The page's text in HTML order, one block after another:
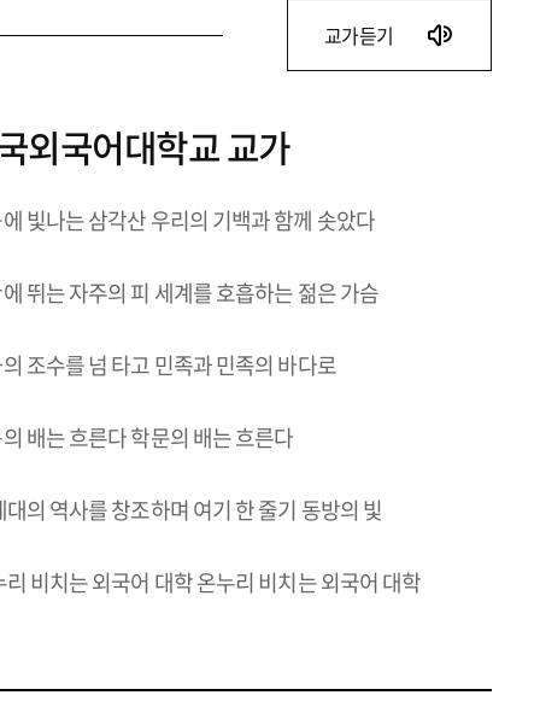
교가듣기
외국어대학교 교가
빛나는 삼각산 우리의 기백과 함께 솟았다
뛰는 자주의 피 세계를 호흡하는 젊은 가슴
조수를 넘 타고 민족과 민족의 바다로
배는 흐른다 학문의 배는 흐른다
대의 역사를 창조하며 여기 한 줄기 동방의 빛
리 비치는 외국어 대학 온누리 비치는 외국어 대학